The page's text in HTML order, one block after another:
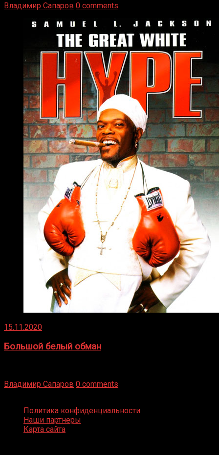
Владимир Сапаров 0 comments
15.11.2020
Большой белый обман
Владимир Сапаров 0 comments
Политика конфиденциальности
Наши партнеры
Карта сайта